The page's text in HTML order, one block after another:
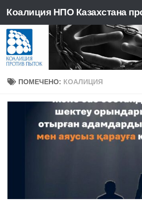
Перейти к содержимому
ПОМЕЧЕНО: КОАЛИЦИЯ